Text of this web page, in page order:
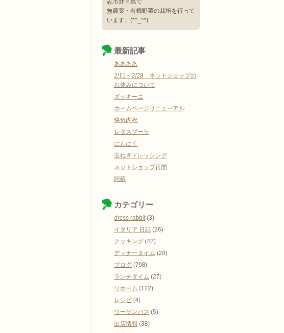
志市野々島で
無農薬・有機野菜の栽培を行って
います。(*^_^*)
最新記事
ああああ
2/11～2/28 ネットショップの
お休みについて
ズッキーニ
ホームページリニューアル
快気内祝
レタスブーケ
にんにく
玉ねぎドレッシング
ネットショップ再開
阿蘇
カテゴリー
dress rabbit(3)
イタリア 日記 (26)
クッキング (42)
ディナータイム (28)
ブログ (708)
ランチタイム (27)
リホーム (122)
レシピ (4)
ワーゲンバス (5)
出店情報 (38)